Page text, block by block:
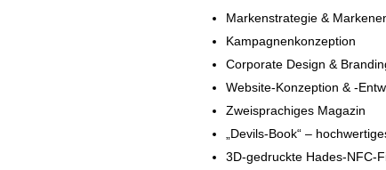
Markenstrategie &
Kampagnenkonzeption
Corporate Design &
Website-Konzeption & -
Zweisprachiges Magazin
„Devils-Book“ –
3D-gedruckte Hades-NFC-